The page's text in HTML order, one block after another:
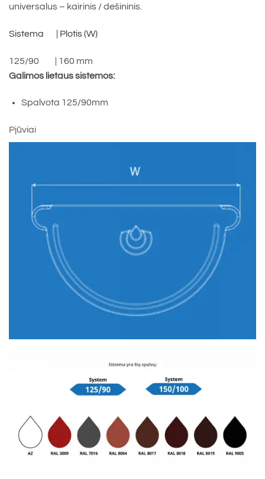
universalus – kairinis / dešininis.
Sistema | Plotis (W)
125/90 | 160 mm
Galimos lietaus sistemos:
Spalvota 125/90mm
Pjūviai